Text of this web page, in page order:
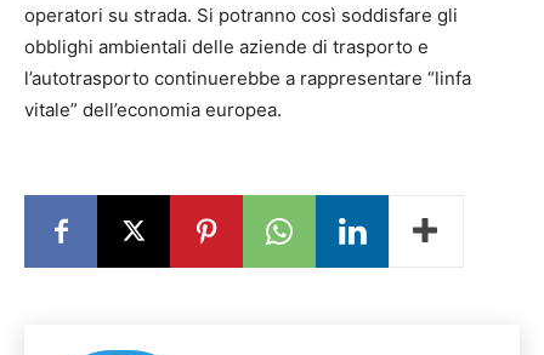
operatori su strada. Si potranno così soddisfare gli
obblighi ambientali delle aziende di trasporto e
l’autotrasporto continuerebbe a rappresentare “linfa
vitale” dell’economia europea.